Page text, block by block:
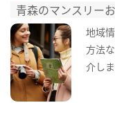
青森のマンスリー
地域
方法
介しま